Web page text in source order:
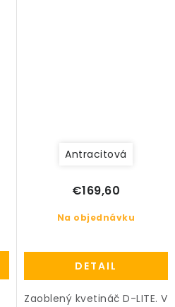
Antracitová
Na objednávku
€169,60
DETAIL
Zaoblený kvetináč D-LITE. V